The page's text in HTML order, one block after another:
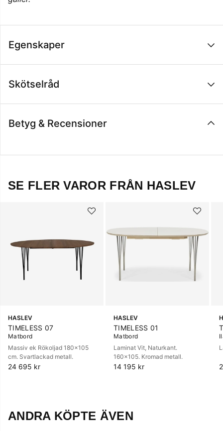
Egenskaper
Skötselråd
Betyg & Recensioner
SE FLER VAROR FRÅN HASLEV
HASLEV
TIMELESS 07
Matbord
Massiv ek Rökoljad 180x105
cm. Svartlackad metall.
24 695 kr
HASLEV
TIMELESS 01
Matbord
Laminat Vit, Naturkant.
160x105. Kromad metall.
14 195 kr
ANDRA KÖPTE ÄVEN